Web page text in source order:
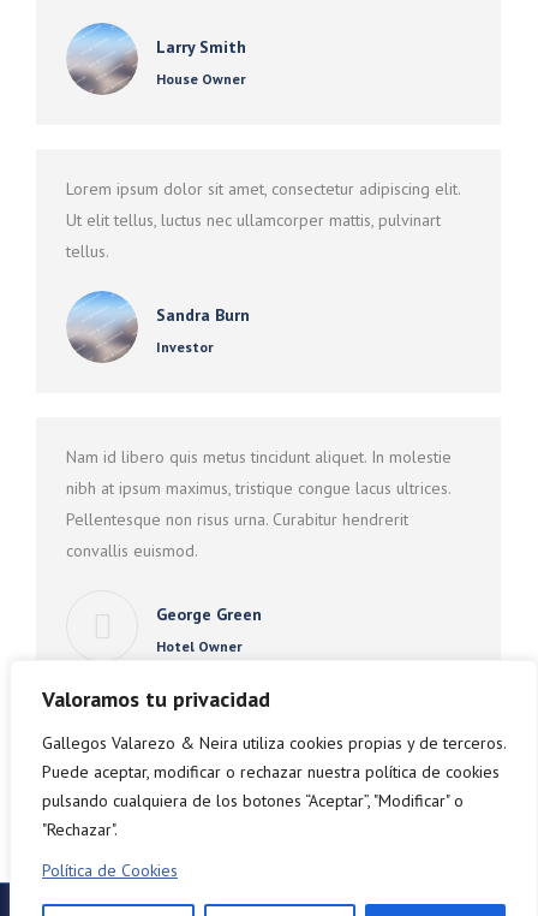
Valoramos tu privacidad
Gallegos Valarezo & Neira utiliza cookies propias y de terceros.
Puede aceptar, modificar o rechazar nuestra política de cookies
pulsando cualquiera de los botones “Aceptar”, "Modificar" o
"Rechazar".
Política de Cookies
Larry Smith
House Owner
Lorem ipsum dolor sit amet, consectetur adipiscing elit.
Ut elit tellus, luctus nec ullamcorper mattis, pulvinart
tellus.
Sandra Burn
Investor
Nam id libero quis metus tincidunt aliquet. In molestie
nibh at ipsum maximus, tristique congue lacus ultrices.
Pellentesque non risus urna. Curabitur hendrerit
convallis euismod.
George Green
Hotel Owner
1 2